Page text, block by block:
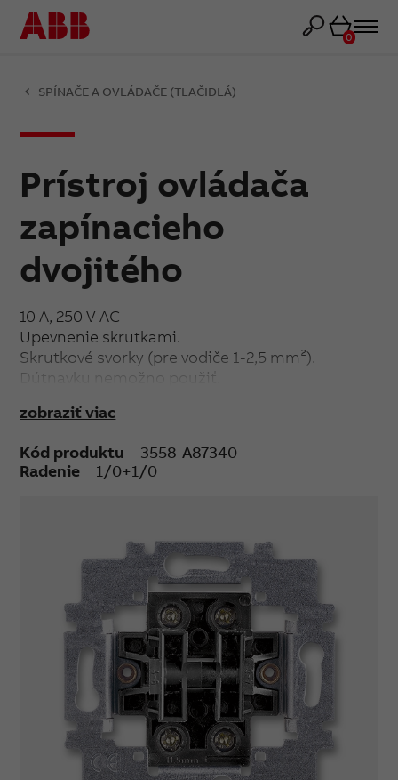
Košík
0
SPÍNAČE A OVLÁDAČE (TLAČIDLÁ)
Prístroj ovládača
zapínacieho
dvojitého
10 A, 250 V AC
Upevnenie skrutkami.
Skrutkové svorky (pre vodiče 1-2,5 mm²).
Dútnavku nemožno použiť.
zobraziť viac
Kód produktu
3558-A87340
Radenie
1/0+1/0